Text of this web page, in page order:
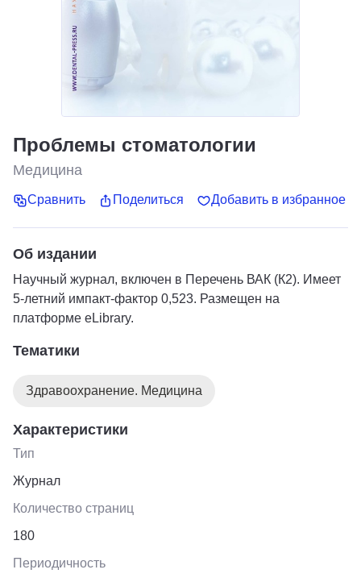
Проблемы стоматологии
Медицина
Сравнить Поделиться Добавить в избранное
Об издании
Научный журнал, включен в Перечень ВАК (К2). Имеет
5-летний импакт-фактор 0,523. Размещен на
платформе eLibrary.
Тематики
Здравоохранение. Медицина
Характеристики
Тип
Журнал
Количество страниц
180
Периодичность